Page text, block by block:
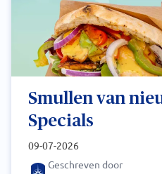
Smullen van
Specials
09-07-2026
Geschreven door